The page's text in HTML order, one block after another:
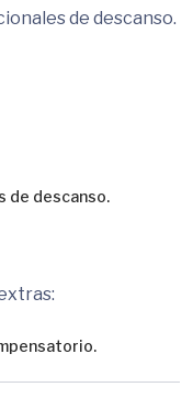
de descanso.
de descanso.